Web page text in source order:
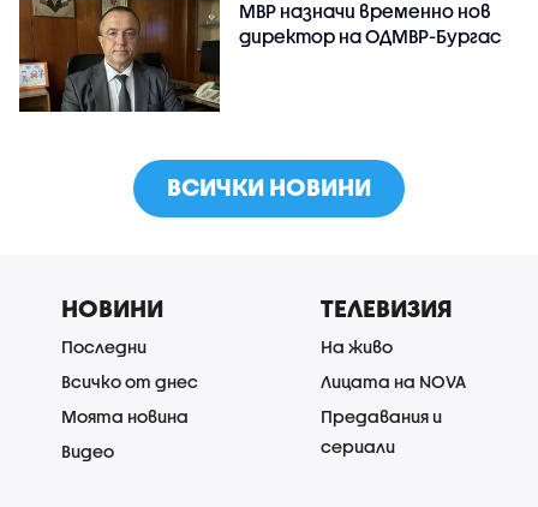
МВР назначи временно нов
директор на ОДМВР-Бургас
ВСИЧКИ НОВИНИ
НОВИНИ
Последни
Всичко от днес
Моята новина
Видео
ТЕЛЕВИЗИЯ
На живо
Лицата на NOVA
Предавания и
сериали